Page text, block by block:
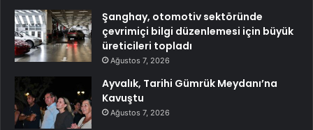
Şanghay, otomotiv sektöründe
çevrimiçi bilgi düzenlemesi için büyük
üreticileri topladı
Ağustos 7, 2026
Ayvalık, Tarihi Gümrük Meydanı’na
Kavuştu
Ağustos 7, 2026